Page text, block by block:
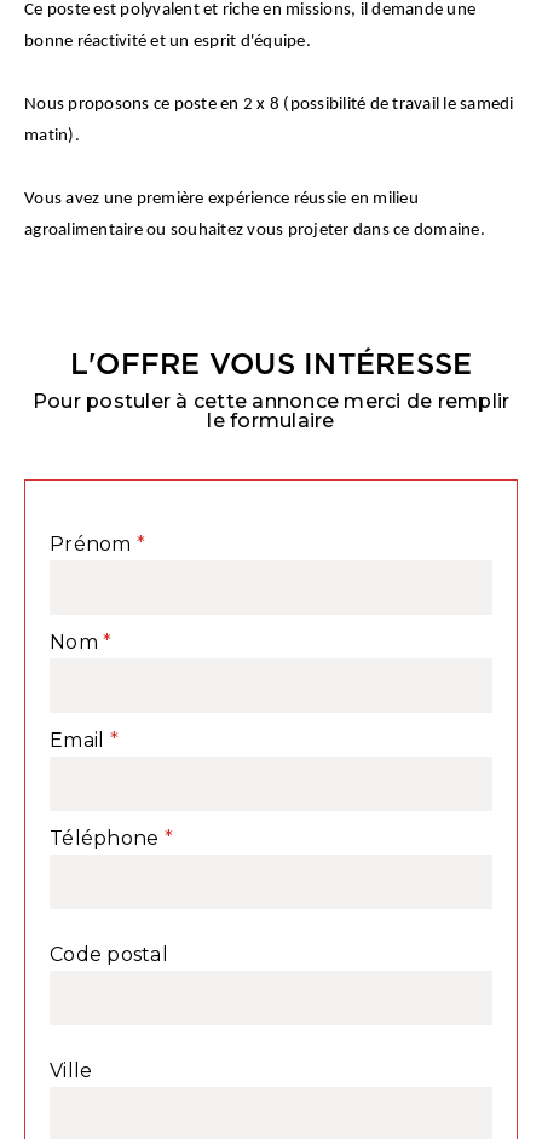
Ce poste est polyvalent et riche en missions, il demande une
bonne réactivité et un esprit d'équipe.
Nous proposons ce poste en 2 x 8 (possibilité de travail le samedi
matin).
Vous avez une première expérience réussie en milieu
agroalimentaire ou souhaitez vous projeter dans ce domaine.
L'OFFRE VOUS INTÉRESSE
Pour postuler à cette annonce merci de remplir
le formulaire
Prénom
Nom
Email
Téléphone
Code postal
Ville